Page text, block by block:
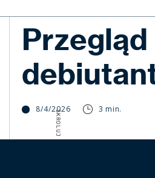
8/4/2026 3 min.
SKROLUJ W DÓŁ